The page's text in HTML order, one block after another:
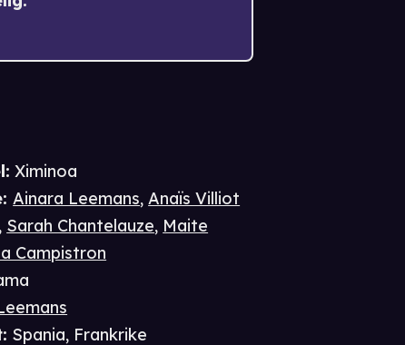
Ximinoa
:Ainara Leemans,Anaïs Villiot
, Sarah Chantelauze, Maite
Campistron
: Spania, Frankrike